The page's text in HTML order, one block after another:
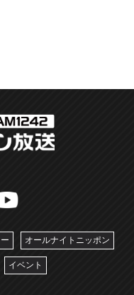
オールナイトニッポン
イベント